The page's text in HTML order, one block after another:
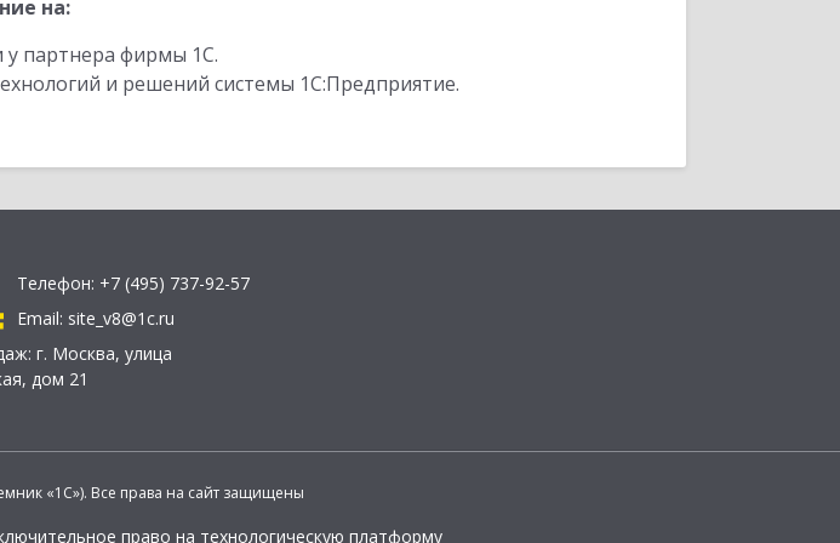
на:
партнера фирмы 1С.
и решений системы 1С:Предприятие.
Телефон: +7 (495) 737-92-57
Email: site_v8@1c.ru
г. Москва, улица
дом 21
«1С»). Все права на сайт защищены
право на технологическую платформу